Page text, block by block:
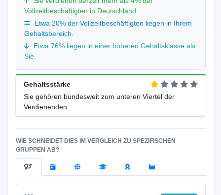
Vollzeitbeschäftigten in Deutschland.
Etwa 20% der Vollzeitbeschäftigten liegen in Ihrem
Gehaltsbereich.
Etwa 76% liegen in einer höheren Gehaltsklasse als
Sie.
Gehaltsstärke
Sie gehören bundesweit zum unteren Viertel der
Verdienenden.
WIE SCHNEIDET DIES IM VERGLEICH ZU SPEZIFISCHEN
GRUPPEN AB?